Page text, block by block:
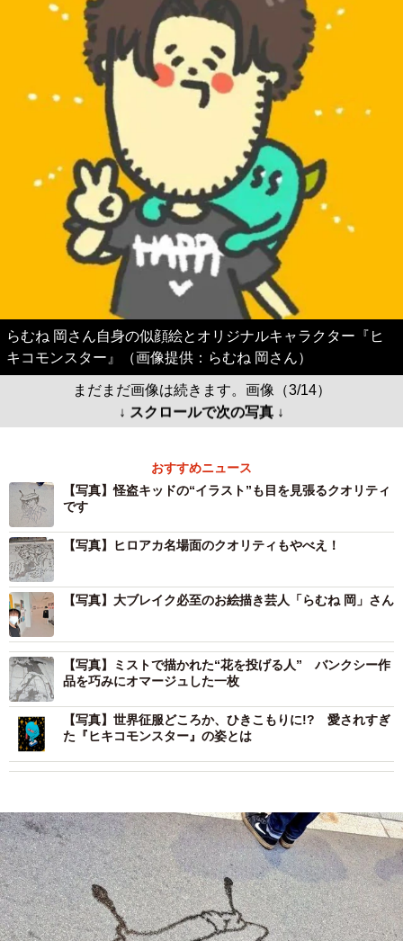
らむね 岡さん自身の似顔絵とオリジナルキャラクター『ヒ
キコモンスター』（画像提供：らむね 岡さん）
まだまだ画像は続きます。画像（3/14）
↓ スクロールで次の写真 ↓
おすすめニュース
【写真】怪盗キッドの“イラスト”も目を見張るクオリティ
です
【写真】ヒロアカ名場面のクオリティもやべえ！
【写真】大ブレイク必至のお絵描き芸人「らむね 岡」さん
【写真】ミストで描かれた“花を投げる人” バンクシー作
品を巧みにオマージュした一枚
【写真】世界征服どころか、ひきこもりに!? 愛されすぎ
た『ヒキコモンスター』の姿とは